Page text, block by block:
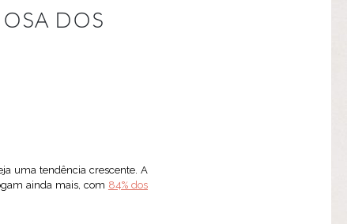
DOS
uma tendência crescente. A
ainda mais, com 84% dos